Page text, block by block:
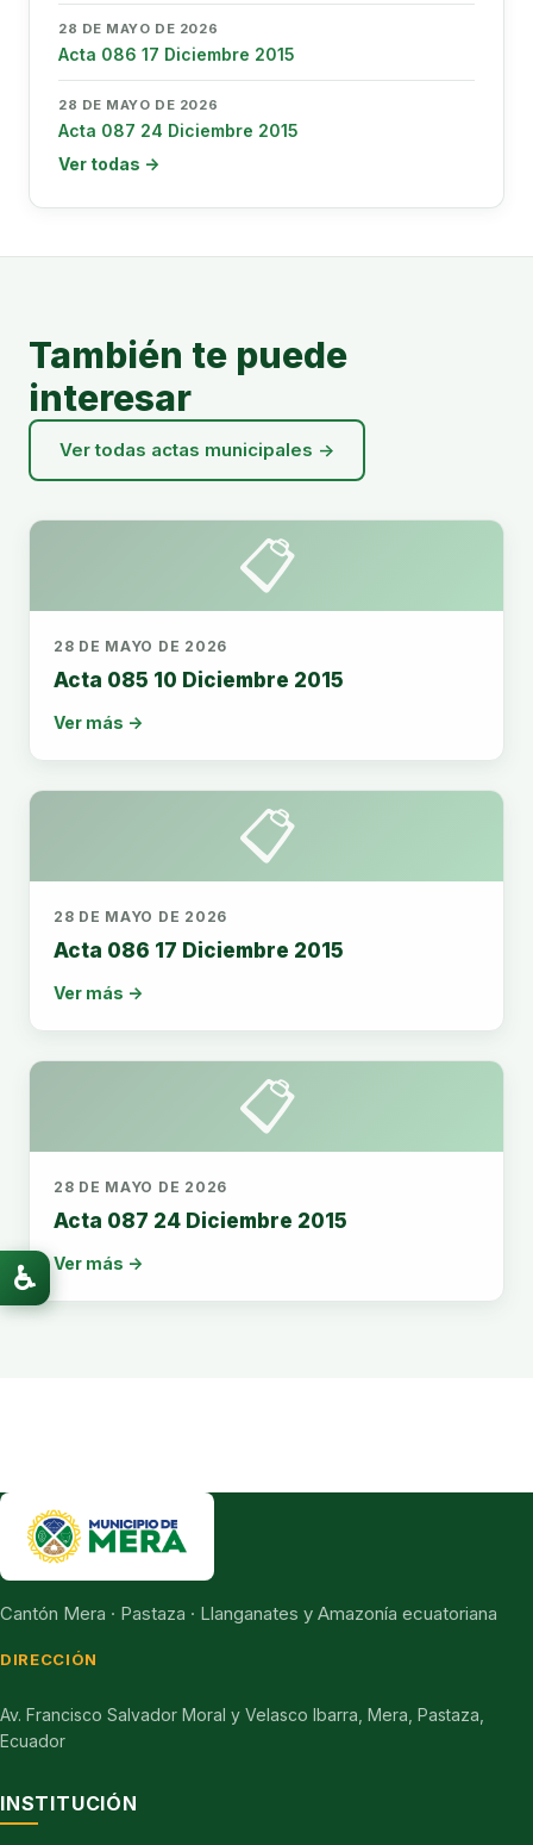
28 DE MAYO DE 2026
Acta 086 17 Diciembre 2015
28 DE MAYO DE 2026
Acta 087 24 Diciembre 2015
Ver todas →
También te puede
interesar
Ver todas actas municipales →
📋
28 DE MAYO DE 2026
Acta 085 10 Diciembre 2015
Ver más →
📋
28 DE MAYO DE 2026
Acta 086 17 Diciembre 2015
Ver más →
📋
28 DE MAYO DE 2026
Acta 087 24 Diciembre 2015
Ver más →
Cantón Mera · Pastaza · Llanganates y Amazonía ecuatoriana
DIRECCIÓN
Av. Francisco Salvador Moral y Velasco Ibarra, Mera, Pastaza,
Ecuador
INSTITUCIÓN
♿